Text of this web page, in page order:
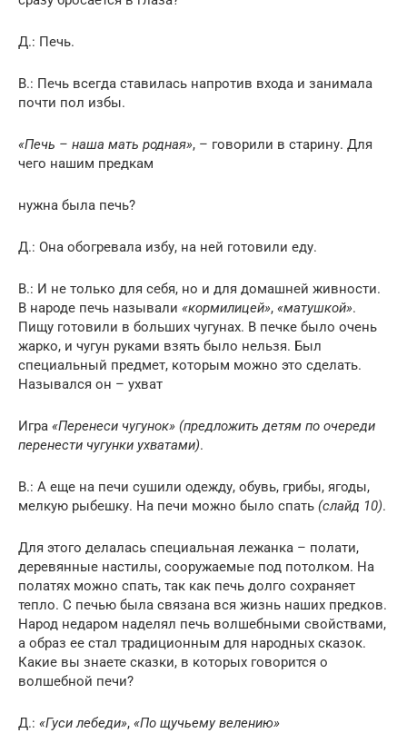
Д.: Печь.
В.: Печь всегда ставилась напротив входа и занимала
почти пол избы.
«Печь – наша мать родная», – говорили в старину. Для
чего нашим предкам
нужна была печь?
Д.: Она обогревала избу, на ней готовили еду.
В.: И не только для себя, но и для домашней живности.
В народе печь называли «кормилицей», «матушкой».
Пищу готовили в больших чугунах. В печке было очень
жарко, и чугун руками взять было нельзя. Был
специальный предмет, которым можно это сделать.
Назывался он – ухват
Игра «Перенеси чугунок» (предложить детям по очереди
перенести чугунки ухватами).
В.: А еще на печи сушили одежду, обувь, грибы, ягоды,
мелкую рыбешку. На печи можно было спать (слайд 10).
Для этого делалась специальная лежанка – полати,
деревянные настилы, сооружаемые под потолком. На
полатях можно спать, так как печь долго сохраняет
тепло. С печью была связана вся жизнь наших предков.
Народ недаром наделял печь волшебными свойствами,
а образ ее стал традиционным для народных сказок.
Какие вы знаете сказки, в которых говорится о
волшебной печи?
Д.: «Гуси лебеди», «По щучьему велению»